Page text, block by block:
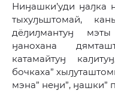
Ниӈашки’уди ӈаԓка
тыхуԓьштомай,
дёԓиԓмантуӈ
ӈанохана
катамайтуӈ
бочкаха”
мэна” неӈи”, ӈашки”